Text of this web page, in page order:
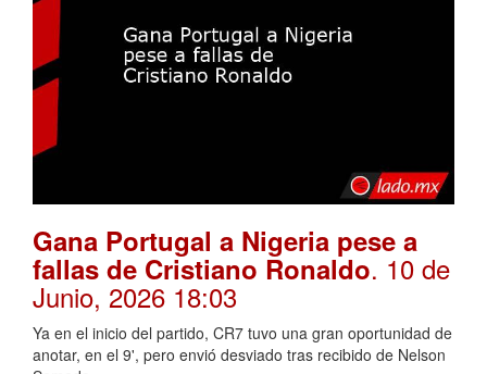
Gana Portugal a Nigeria pese a
fallas de Cristiano Ronaldo. 10 de
Junio, 2026 18:03
Ya en el inicio del partido, CR7 tuvo una gran oportunidad de
anotar, en el 9', pero envió desviado tras recibido de Nelson